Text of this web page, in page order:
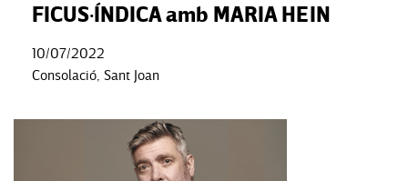
FICUS·ÍNDICA amb MARIA HEIN
10/07/2022
Consolació, Sant Joan